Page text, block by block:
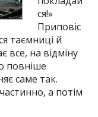
ся!»
Приповіс
таємниці й
все, на відміну
повніше
саме так.
а потім